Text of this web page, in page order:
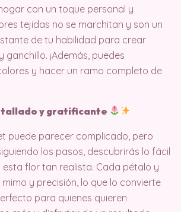
con un toque personal y
tejidas no se marchitan y son un
de tu habilidad para crear
ganchillo. ¡Además, puedes
y hacer un ramo completo de
y gratificante
puede parecer complicado, pero
los pasos, descubrirás lo fácil
esta flor tan realista. Cada pétalo y
y precisión, lo que lo convierte
para quienes quieren